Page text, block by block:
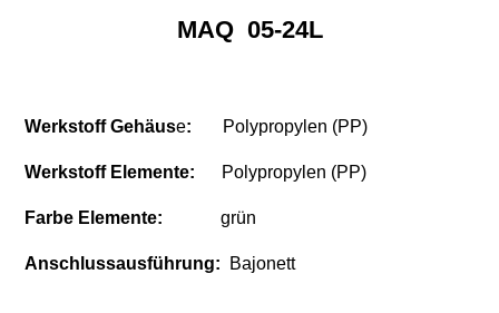
MAQ 05-24L
Werkstoff Gehäuse: Polypropylen (PP)
Werkstoff Elemente: Polypropylen (PP)
Farbe Elemente: grün
Anschlussausführung: Bajonett